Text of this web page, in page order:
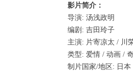
影片简介：
导演: 汤浅政明
编剧: 吉田玲子
主演: 片寄凉太 / 川
类型: 爱情 / 动画 /
制片国家/地区: 日本